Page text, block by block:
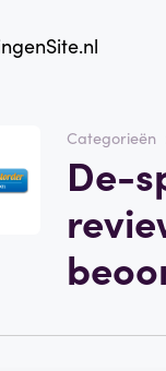
Categorieën
De-
Website
De-
Categorie
Webshops